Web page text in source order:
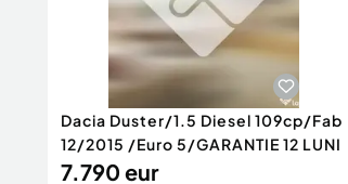
Dacia Duster/1.5 Diesel 109cp/Fab
12/2015 /Euro 5/GARANTIE 12 LUNI
7.790 eur